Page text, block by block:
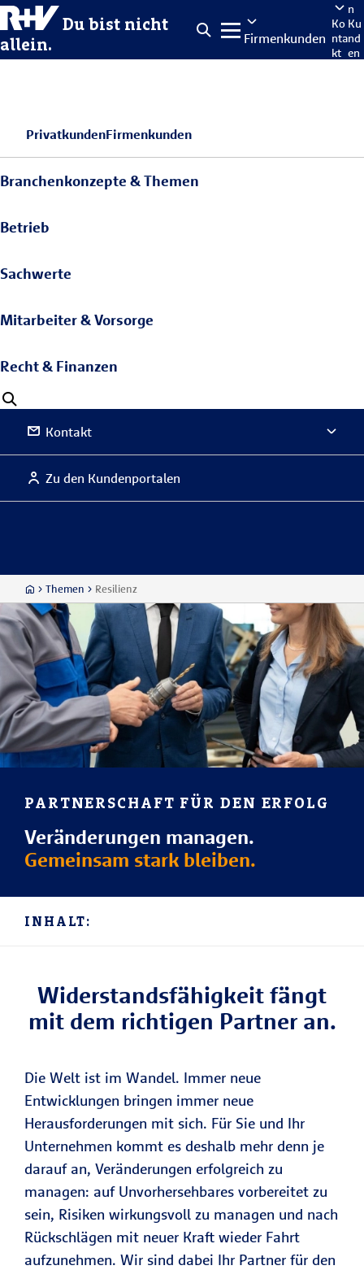
Du bist nicht
allein.
Firmenkunden
Ko
nta
kt
n
Ku
nd
en
PrivatkundenFirmenkunden
Branchenkonzepte & Themen
Betrieb
Sachwerte
Mitarbeiter & Vorsorge
Recht & Finanzen
Kontakt
Zu den Kundenportalen
Themen Resilienz
PARTNERSCHAFT FÜR DEN ERFOLG
Veränderungen managen.
Gemeinsam stark bleiben.
INHALT:
Widerstandsfähigkeit fängt
mit dem richtigen Partner an.
Die Welt ist im Wandel. Immer neue
Entwicklungen bringen immer neue
Herausforderungen mit sich. Für Sie und Ihr
Unternehmen kommt es deshalb mehr denn je
darauf an, Veränderungen erfolgreich zu
managen: auf Unvorhersehbares vorbereitet zu
sein, Risiken wirkungsvoll zu managen und nach
Rückschlägen mit neuer Kraft wieder Fahrt
aufzunehmen. Wir sind dabei Ihr Partner für den